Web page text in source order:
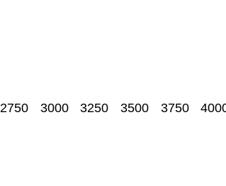
2750 3000 3250 3500 3750